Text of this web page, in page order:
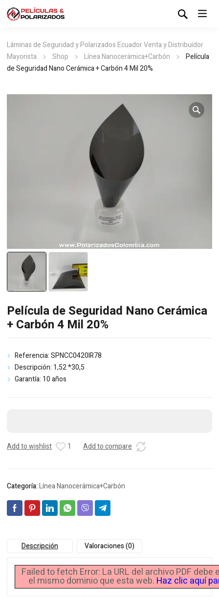
Láminas de Seguridad y Polarizados Ecuador Venta y Distribuidor
Mayorista
Shop Línea Nanocerámica+Carbón
Película
de Seguridad Nano Cerámica + Carbón 4 Mil 20%
Película de Seguridad Nano Cerámica
+ Carbón 4 Mil 20%
Referencia: SPNCC0420IR78
Descripción: 1,52 *30,5
Garantía: 10 años
Add to wishlist 1 Add to compare
Categoría:Línea Nanocerámica+Carbón
Descripción Valoraciones (0)
Failed to fetch Error: La URL del archivo PDF
el mismo dominio que esta web. Haz clic aquí